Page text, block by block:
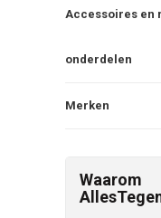
Accessoires en
onderdelen
Merken
Waarom